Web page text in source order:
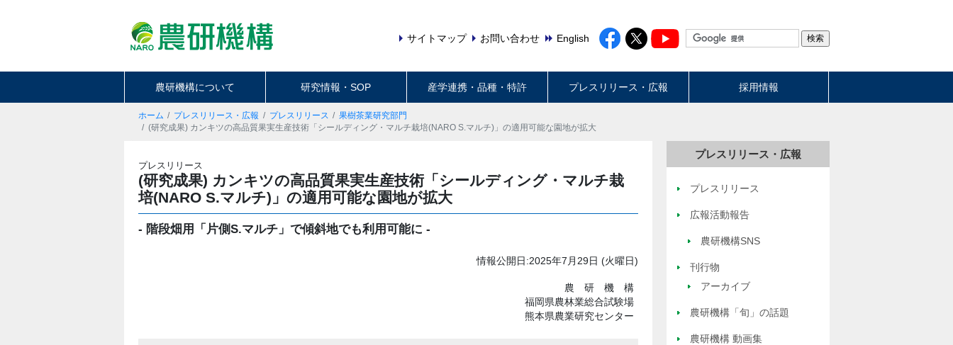
サイトマップ お問い合わせ English
農研機構について 研究情報・SOP 産学連携・品種・特許 プレスリリース・広報 採用情報
ホーム プレスリリース・広報 プレスリリース
果樹茶業研究部門
(研究成果) カンキツの高品質果実生産技術「シールディング・マルチ栽培(NARO S.マルチ)」の適用可能な園地が拡大
プレスリリース
(研究成果) カンキツの高品質果実生産技術「シールディング・マルチ栽
培(NARO S.マルチ)」の適用可能な園地が拡大
- 階段畑用「片側S.マルチ」で傾斜地でも利用可能に -
情報公開日:2025年7月29日 (火曜日)
農研機 構
福岡県農林業総合試験場
熊本県農業研究センター
プレスリリース・広報
プレスリリース
広報活動報告
農研機構SNS
刊行物
アーカイブ
農研機構「旬」の話題
農研機構 動画集